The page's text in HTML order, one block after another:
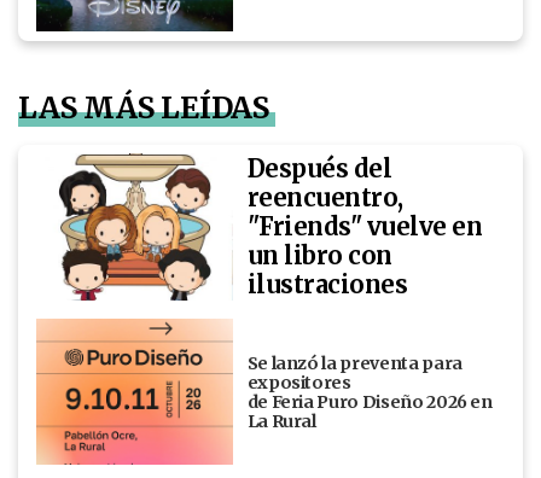
LAS MÁS LEÍDAS
Después del
reencuentro,
"Friends" vuelve en
un libro con
ilustraciones
Se lanzó la preventa para
expositores
de Feria Puro Diseño 2026 en
La Rural